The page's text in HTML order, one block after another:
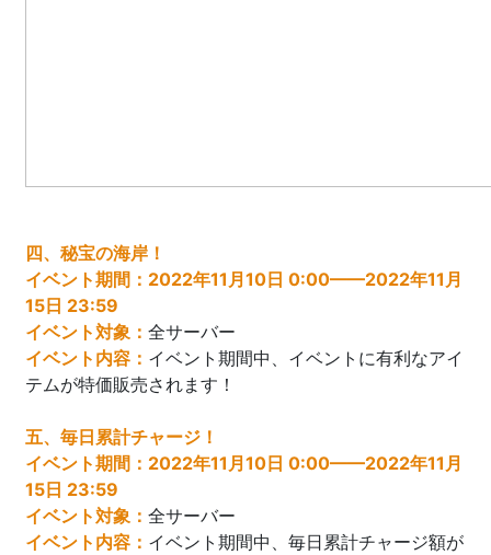
四、秘宝の海岸！
イベント期間： 2022年11月10日 0:00——2022年11月
15日 23:59
イベント対象：全サーバー
イベント内容： イベント期間中、イベントに有利なアイ
テムが特価販売されます！
五、毎日累計チャージ！
イベント期間： 2022年11月10日 0:00——2022年11月
15日 23:59
イベント対象：全サーバー
イベント内容： イベント期間中、毎日累計チャージ額が